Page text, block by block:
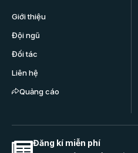
Giới thiệu
Đội ngũ
Đối tác
Liên hệ
Quảng cáo
Đăng kí miễn phí